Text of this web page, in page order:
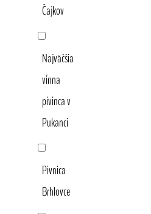
Čajkov
Najväčšia
vínna
pivinca v
Pukanci
Pivnica
Brhlovce